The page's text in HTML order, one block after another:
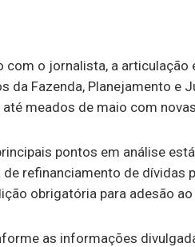
com o jornalista, a articulação
da Fazenda, Planejamento e
meados de maio com
pontos em análise
de refinanciamento de dívidas
obrigatória para adesão
as informações